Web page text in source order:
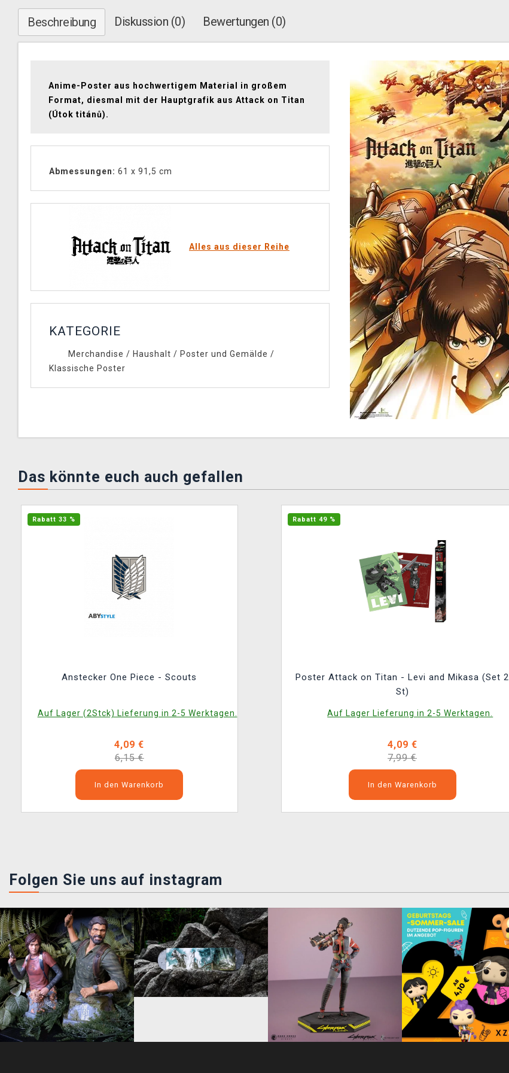
Beschreibung Diskussion (0) Bewertungen (0)
Anime-Poster aus hochwertigem Material in großem
Format, diesmal mit der Hauptgrafik aus Attack on Titan
(Útok titánů).
Abmessungen: 61 x 91,5 cm
Alles aus dieser Reihe
KATEGORIE
Merchandise / Haushalt / Poster und Gemälde /
Klassische Poster
Das könnte euch auch gefallen
Rabatt 33 %
Anstecker One Piece - Scouts
Auf Lager (2Stck) Lieferung in 2-5 Werktagen.
4,09 €
6,15 €
In den Warenkorb
Rabatt 49 %
Poster Attack on Titan - Levi and Mikasa (Set 2
St)
Auf Lager Lieferung in 2-5 Werktagen.
4,09 €
7,99 €
In den Warenkorb
Folgen Sie uns auf instagram